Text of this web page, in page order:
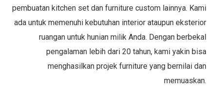
pembuatan kitchen set dan furniture custom lainnya. Kami
ada untuk memenuhi kebutuhan interior ataupun eksterior
ruangan untuk hunian milik Anda. Dengan berbekal
pengalaman lebih dari 20 tahun, kami yakin bisa
menghasilkan projek furniture yang bernilai dan
memuaskan.